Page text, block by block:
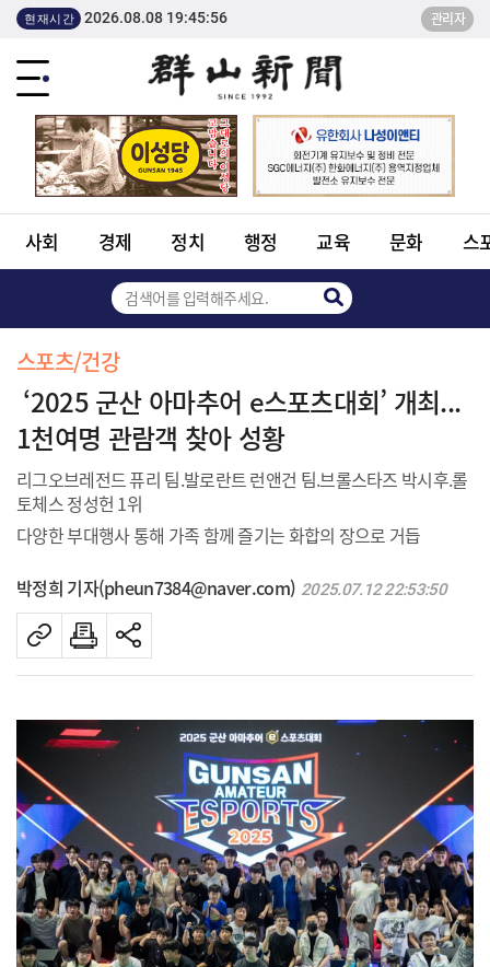
현재시간 2026.08.08 19:45:56 관리자
사회 경제 정치 행정 교육 문화 스
스포츠/건강
‘2025 군산 아마추어 e스포츠대회’ 개최...
1천여명 관람객 찾아 성황
리그오브레전드 퓨리 팀.발로란트 런앤건 팀.브롤스타즈 박시후.롤
토체스 정성헌 1위
다양한 부대행사 통해 가족 함께 즐기는 화합의 장으로 거듭
박정희 기자(pheun7384@naver.com) 2025.07.12 22:53:50